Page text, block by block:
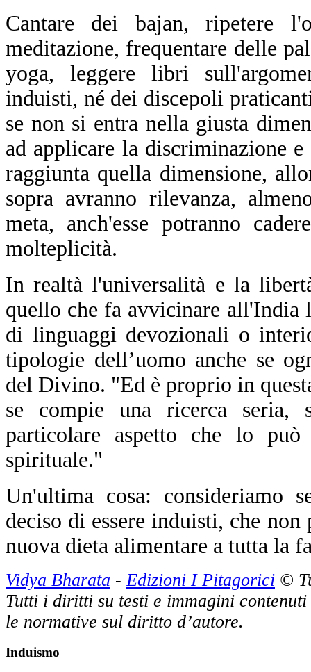
Cantare dei bajan, ripetere
meditazione, frequentare delle
yoga, leggere libri
induisti, né dei discepoli
se non si entra nella giusta
ad applicare la discriminazione
raggiunta quella dimensione,
sopra avranno rilevanza,
meta, anch'esse potranno
molteplicità.
In realtà l'universalità e la
quello che fa avvicinare all'India
di linguaggi devozionali o
tipologie dell’uomo anche se
del Divino. "Ed è proprio in
se compie una ricerca seria,
particolare aspetto che lo
spirituale."
Un'ultima cosa: consideriamo
deciso di essere induisti, che
nuova dieta alimentare a tutta la
Vidya Bharata - Edizioni I Pitagorici ©
Tutti i diritti su testi e immagini
le normative sul diritto d’autore.
Induismo